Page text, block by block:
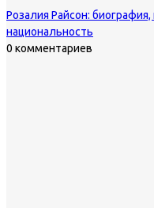
Розалия Райсон:
национальность
0 комментариев